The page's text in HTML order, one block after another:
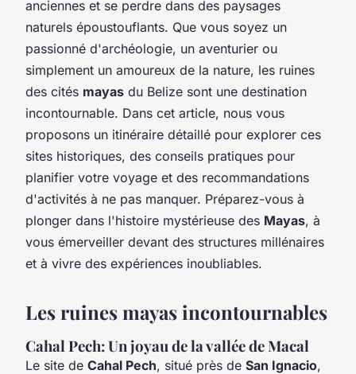
anciennes et se perdre dans des paysages
naturels époustouflants. Que vous soyez un
passionné d'archéologie, un aventurier ou
simplement un amoureux de la nature, les ruines
des cités mayas du Belize sont une destination
incontournable. Dans cet article, nous vous
proposons un itinéraire détaillé pour explorer ces
sites historiques, des conseils pratiques pour
planifier votre voyage et des recommandations
d'activités à ne pas manquer. Préparez-vous à
plonger dans l'histoire mystérieuse des Mayas, à
vous émerveiller devant des structures millénaires
et à vivre des expériences inoubliables.
Les ruines mayas incontournables
Cahal Pech: Un joyau de la vallée de Macal
Le site de Cahal Pech, situé près de San Ignacio,